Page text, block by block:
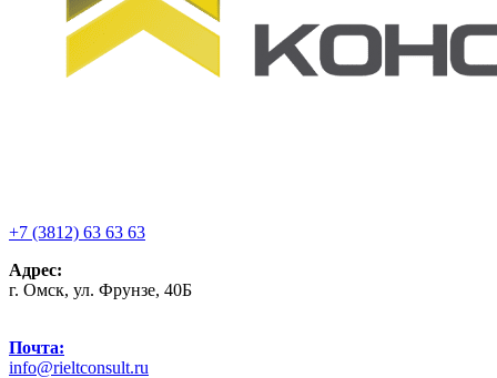
+7 (3812) 63 63 63
Адрес:
г. Омск, ул. Фрунзе, 40Б
Почта:
info@rieltconsult.ru